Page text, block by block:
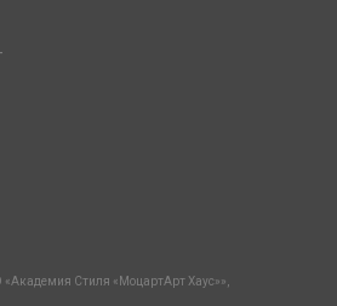
Стиля «МоцартАрт Хаус»»,